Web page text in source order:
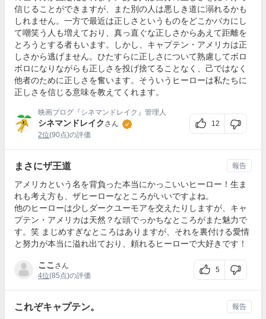
信じることができますが、また別の人は悪しき道に溺れるかも
しれません。一方で最近は正しさというものをどこかバカにし
て嘲笑う人も増えており、真っ直ぐな正しさからあえて距離を
とろうとする者もいます。しかし、キャプテン・アメリカは正
しさから逃げません。ひたすらに正しさについて熟慮してボロ
ボロになりながらも正しさを投げ捨てることなく、己ではなく
他者のために正しさを奮います。そういうヒーローは私たちに
正しさを信じる意味を教えてくれます。
映画ブログ『シネマンドレイク』管理人
シネマンドレイク さん
2位(90点)の評価
12
まさにザ王道
アメリカという名を背負った本当にかっこいいヒーロー！生ま
れも考え方も、ザヒーローなところがいいですよね。
他のヒーローは少しダークユーモアを交えたりしますが、キャ
プテン・アメリカは天然？な頭でっかちなところがまた魅力で
す。笑 まじめすぎなところはありますが、それを裏付ける愛情
と努力が本当に溢れ出ており、頼れるヒーローで大好きです！
ここ さん
4位(85点)の評価
5
報告
これぞキャプテン。 報告